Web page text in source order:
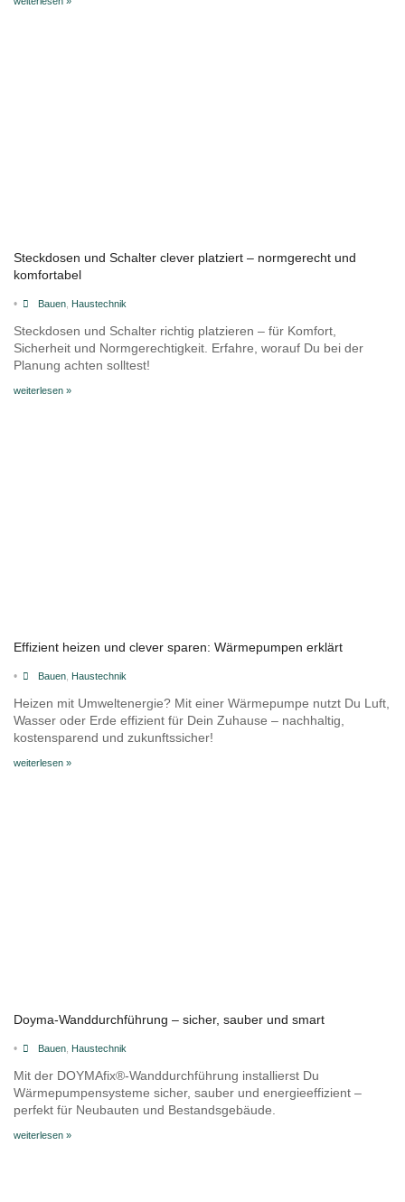
Steckdosen und Schalter clever platziert – normgerecht und
komfortabel
• Bauen, Haustechnik
Steckdosen und Schalter richtig platzieren – für Komfort,
Sicherheit und Normgerechtigkeit. Erfahre, worauf Du bei der
Planung achten solltest!
weiterlesen »
Effizient heizen und clever sparen: Wärmepumpen erklärt
• Bauen, Haustechnik
Heizen mit Umweltenergie? Mit einer Wärmepumpe nutzt Du Luft,
Wasser oder Erde effizient für Dein Zuhause – nachhaltig,
kostensparend und zukunftssicher!
weiterlesen »
Doyma-Wanddurchführung – sicher, sauber und smart
• Bauen, Haustechnik
Mit der DOYMAfix®-Wanddurchführung installierst Du
Wärmepumpensysteme sicher, sauber und energieeffizient –
perfekt für Neubauten und Bestandsgebäude.
weiterlesen »